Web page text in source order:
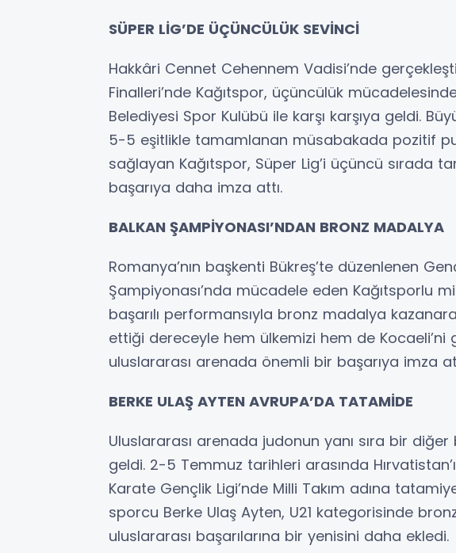
SÜPER LİG’DE ÜÇÜNCÜLÜK SEVİNCİ
Hakkâri Cennet Cehennem Vadisi’nde
Finalleri’nde Kağıtspor, üçüncülük
Belediyesi Spor Kulübü ile karşı karşıya geldi.
5-5 eşitlikle tamamlanan müsabakada pozitif
sağlayan Kağıtspor, Süper Lig’i üçüncü sırada
başarıya daha imza attı.
BALKAN ŞAMPİYONASI’NDAN BRONZ MADALYA
Romanya’nın başkenti Bükreş’te düzenlenen
Şampiyonası’nda mücadele eden Kağıtsporlu
başarılı performansıyla bronz madalya
ettiği dereceyle hem ülkemizi hem de Kocaeli’ni
uluslararası arenada önemli bir başarıya imza
BERKE ULAŞ AYTEN AVRUPA’DA TATAMİDE
Uluslararası arenada judonun yanı sıra bir
geldi. 2-5 Temmuz tarihleri arasında
Karate Gençlik Ligi’nde Milli Takım adına
sporcu Berke Ulaş Ayten, U21 kategorisinde
uluslararası başarılarına bir yenisini daha ekledi.